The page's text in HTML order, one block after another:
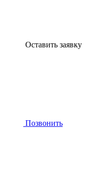
Оставить заявку
Позвонить